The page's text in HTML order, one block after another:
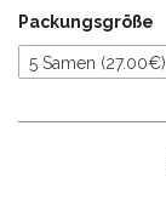
Packungsgröße
5 Samen (27.00€)